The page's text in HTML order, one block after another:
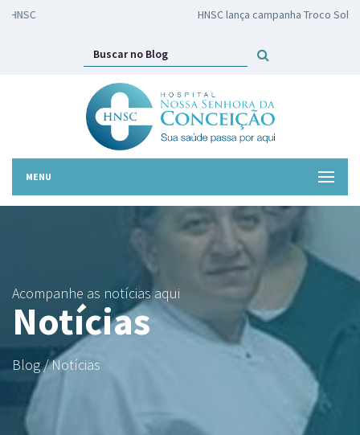
HNSC lança campanha Troco Solidário
MENU
Acompanhe as notícias aqui
Notícias
Blog / Notícias